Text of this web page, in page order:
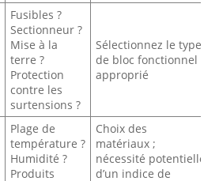
Fusibles ?
Sectionneur ?
Mise à la
terre ?
Protection
contre les
surtensions ?
Sélectionnez le type
de bloc fonctionnel
approprié
Plage de
température ?
Humidité ?
Produits
Choix des
matériaux ;
nécessité potentielle
d’un indice de